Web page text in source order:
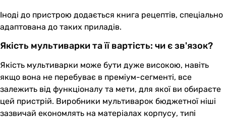
Іноді до пристрою додається книга рецептів, спеціально
адаптована до таких приладів.
Якість мультиварки та її вартість: чи є зв'язок?
Якість мультиварки може бути дуже високою, навіть
якщо вона не перебуває в преміум-сегменті, все
залежить від функціоналу та мети, для якої ви обираєте
цей пристрій. Виробники мультиварок бюджетної ніші
зазвичай економлять на матеріалах корпусу, типі